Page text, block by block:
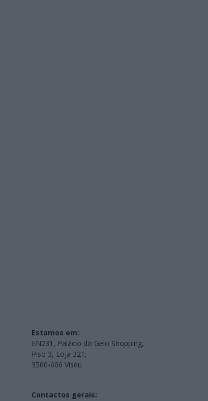
Estamos em:
EN231, Palácio do Gelo Shopping,
Piso 3, Loja 321,
3500-606 Viseu
Contactos gerais: